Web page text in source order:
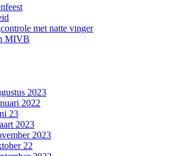
met natte vinger
MIVB
2023
2022
23
2023
2023
22